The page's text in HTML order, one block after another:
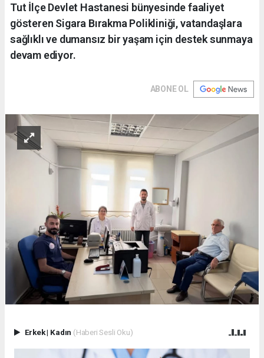
Tut İlçe Devlet Hastanesi bünyesinde faaliyet
gösteren Sigara Bırakma Polikliniği, vatandaşlara
sağlıklı ve dumansız bir yaşam için destek sunmaya
devam ediyor.
ABONE OL
Erkek| Kadın (Haberi Sesli Oku)